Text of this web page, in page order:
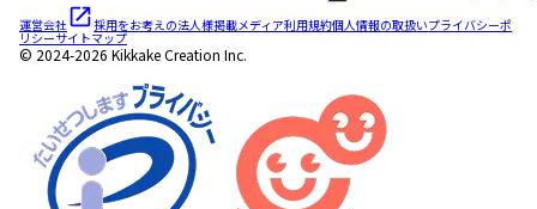
運営会社 採用をお考えの法人様掲載メディア利用規約個人情報の取扱いプライバシーポ
リシーサイトマップ
© 2024-2026 Kikkake Creation Inc.